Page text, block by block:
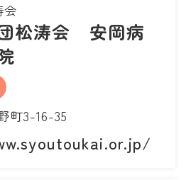
会
松涛会 安岡病
町3-16-35